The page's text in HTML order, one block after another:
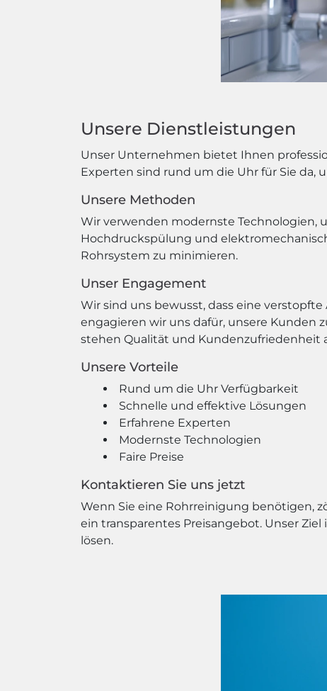
Unsere Dienstleistungen
Unser Unternehmen bietet Ihnen
Experten sind rund um die Uhr für Sie da,
Unsere Methoden
Wir verwenden modernste Technologien,
Hochdruckspülung und
Rohrsystem zu minimieren.
Unser Engagement
Wir sind uns bewusst, dass eine
engagieren wir uns dafür, unsere Kunden
stehen Qualität und Kundenzufriedenheit
Unsere Vorteile
Rund um die Uhr Verfügbarkeit
Schnelle und effektive Lösungen
Erfahrene Experten
Modernste Technologien
Faire Preise
Kontaktieren Sie uns jetzt
Wenn Sie eine Rohrreinigung benötigen,
ein transparentes Preisangebot. Unser
lösen.